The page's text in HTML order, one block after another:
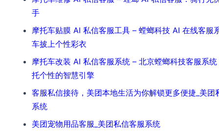
手
摩托车贴膜 AI 私信客服工具 – 螳螂科技 AI 在线客服
车披上个性彩衣
摩托车改装 AI 私信客服系统 – 北京螳螂科技客服系
托个性的智慧引擎
客服私信接待，美团本地生活为你解锁更多便捷_美团
系统
美团宠物用品客服_美团私信客服系统